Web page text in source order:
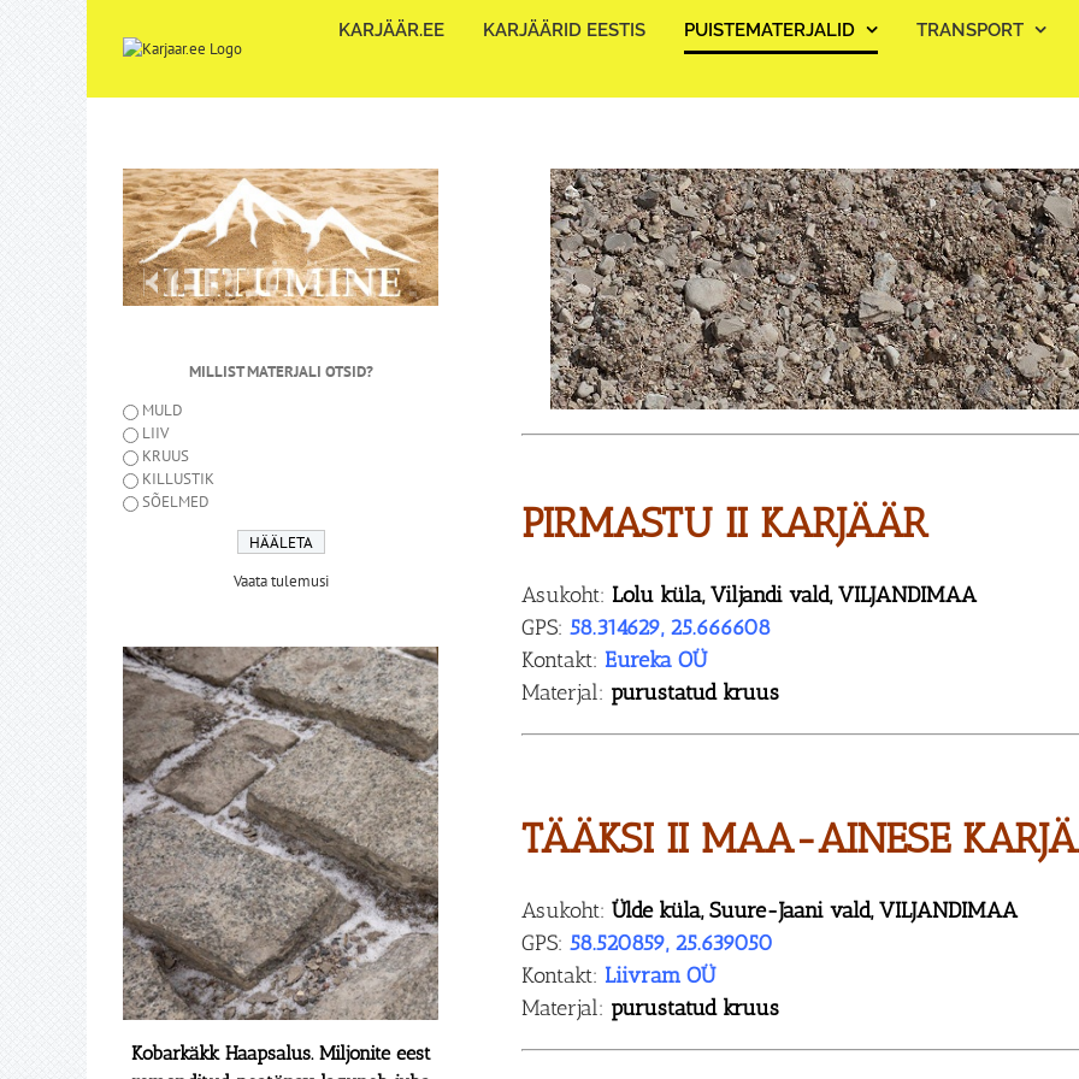
KARJÄÄR.EE KARJÄÄRID EESTIS PUISTEMATERJALID TRANSPORT
PIRMASTU II KARJÄÄR
Asukoht: Lolu küla, Viljandi vald, VILJANDIMAA
GPS: 58.314629, 25.666608
Kontakt: Eureka OÜ
Materjal: purustatud kruus
TÄÄKSI II MAA-AINESE
Asukoht: Ülde küla, Suure-Jaani vald, VILJANDIMAA
GPS: 58.520859, 25.639050
Kontakt: Liivram OÜ
Materjal: purustatud kruus
MILLIST MATERJALI OTSID?
MULD
LIIV
KRUUS
KILLUSTIK
SÕELMED
Vaata tulemusi
Kobarkäkk Haapsalus. Miljonite eest